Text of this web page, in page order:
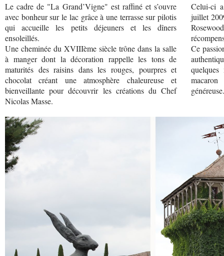
Le cadre de "La Grand’Vigne" est raffiné et s’ouvre
avec bonheur sur le lac grâce à une terrasse sur pilotis
qui accueille les petits déjeuners et les dîners
ensoleillés.
Une cheminée du XVIIIème siècle trône dans la salle
à manger dont la décoration rappelle les tons de
maturités des raisins dans les rouges, pourpres et
chocolat créant une atmosphère chaleureuse et
bienveillante pour découvrir les créations du Chef
Nicolas Masse.
Celui-ci
juillet
Ce
généreuse.